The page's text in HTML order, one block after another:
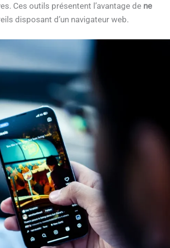
Ces outils présentent l’avantage de ne
disposant d’un navigateur web.